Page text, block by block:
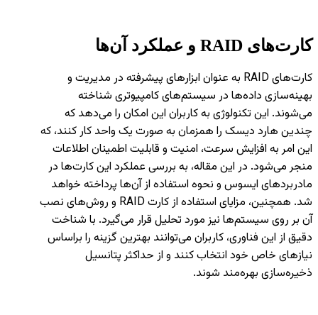
کارت‌های RAID و عملکرد آن‌ها
کارت‌های RAID به عنوان ابزارهای پیشرفته در مدیریت و
بهینه‌سازی داده‌ها در سیستم‌های کامپیوتری شناخته
می‌شوند. این تکنولوژی به کاربران این امکان را می‌دهد که
چندین هارد دیسک را همزمان به صورت یک واحد کار کنند، که
این امر به افزایش سرعت، امنیت و قابلیت اطمینان اطلاعات
منجر می‌شود. در این مقاله، به بررسی عملکرد این کارت‌ها در
مادربردهای ایسوس و نحوه استفاده از آن‌ها پرداخته خواهد
شد. همچنین، مزایای استفاده از کارت RAID و روش‌های نصب
آن بر روی سیستم‌ها نیز مورد تحلیل قرار می‌گیرد. با شناخت
دقیق از این فناوری، کاربران می‌توانند بهترین گزینه را براساس
نیازهای خاص خود انتخاب کنند و از حداکثر پتانسیل
ذخیره‌سازی بهره‌مند شوند.